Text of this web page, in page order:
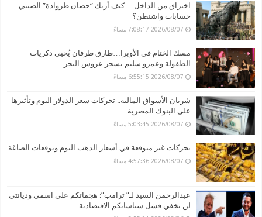
اختراق من الداخل… كيف أربك “حصان طروادة” الصيني
حسابات واشنطن؟
2026/08/07 7:08:17 مساءً
مسك الختام في الأوبرا…طارق طرقان يُحيي ذكريات
الطفولة وعمرو سليم يسحر عروس البحر
2026/08/07 6:55:15 مساءً
شريان الأسواق المالية.. تحركات سعر الدولار اليوم وتأثيرها
على البنوك المصرية
2026/08/07 5:03:45 مساءً
تحركات غير متوقعة في أسعار الذهب اليوم وتوقعات الصاغة
2026/08/07 4:57:36 مساءً
عبدالرحمن السيد لـ” ترامب”: هجماتكم على اسمي وديانتي
لن تخفي فشل سياساتكم الاقتصادية